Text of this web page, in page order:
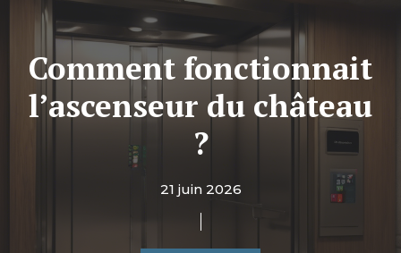
Comment fonctionnait
l’ascenseur du château
?
21 juin 2026